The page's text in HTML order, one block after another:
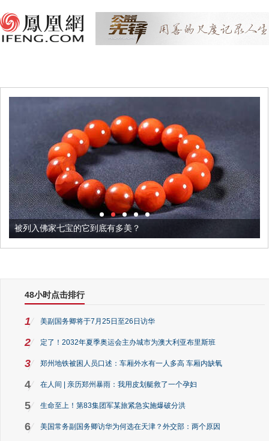
被列入佛家七宝的它到底有多美？
48小时点击排行
1 美副国务卿将于7月25日至26日访华
2 定了！2032年夏季奥运会主办城市为澳大利亚布里斯班
3 郑州地铁被困人员口述：车厢外水有一人多高 车厢内缺氧
4 在人间 | 亲历郑州暴雨：我用皮划艇救了一个孕妇
5 生命至上！第83集团军某旅紧急实施爆破分洪
6 美国常务副国务卿访华为何选在天津？外交部：两个原因